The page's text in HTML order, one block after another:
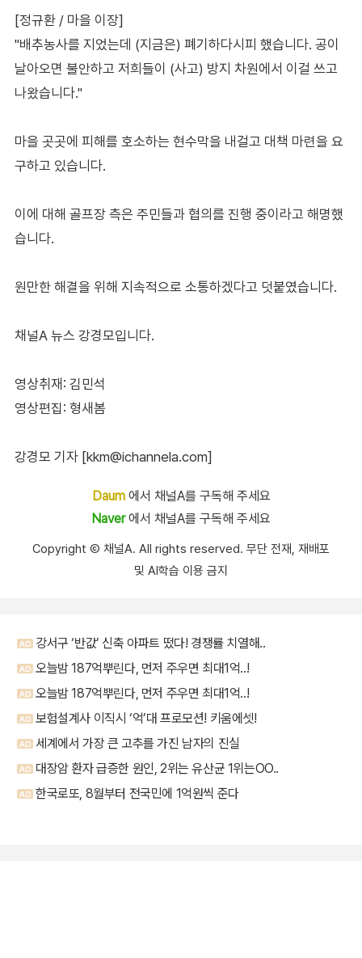
[정규환 / 마을 이장]
"배추농사를 지었는데 (지금은) 폐기하다시피 했습니다. 공이
날아오면 불안하고 저희들이 (사고) 방지 차원에서 이걸 쓰고
나왔습니다."
마을 곳곳에 피해를 호소하는 현수막을 내걸고 대책 마련을 요
구하고 있습니다.
이에 대해 골프장 측은 주민들과 협의를 진행 중이라고 해명했
습니다.
원만한 해결을 위해 지속적으로 소통하겠다고 덧붙였습니다.
채널A 뉴스 강경모입니다.
영상취재: 김민석
영상편집: 형새봄
강경모 기자 [kkm@ichannela.com]
Daum에서 채널A를 구독해 주세요
Naver에서 채널A를 구독해 주세요
Copyright Ⓒ 채널A. All rights reserved. 무단 전재, 재배포
및 AI학습 이용 금지